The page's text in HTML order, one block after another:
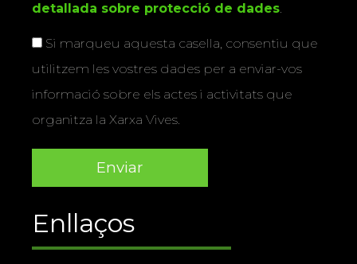
detallada sobre protecció de dades.
Si marqueu aquesta casella, consentiu que
utilitzem les vostres dades per a enviar-vos
informació sobre els actes i activitats que
organitza la Xarxa Vives.
Enllaços